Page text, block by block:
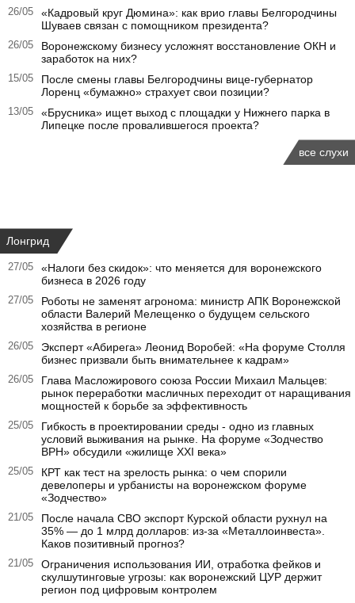
26/05
«Кадровый круг Дюмина»: как врио главы Белгородчины
Шуваев связан с помощником президента?
26/05
Воронежскому бизнесу усложнят восстановление ОКН и
заработок на них?
15/05
После смены главы Белгородчины вице-губернатор
Лоренц «бумажно» страхует свои позиции?
13/05
«Брусника» ищет выход с площадки у Нижнего парка в
Липецке после провалившегося проекта?
все слухи
Лонгрид
27/05
«Налоги без скидок»: что меняется для воронежского
бизнеса в 2026 году
27/05
Роботы не заменят агронома: министр АПК Воронежской
области Валерий Мелещенко о будущем сельского
хозяйства в регионе
26/05
Эксперт «Абирега» Леонид Воробей: «На форуме Столля
бизнес призвали быть внимательнее к кадрам»
26/05
Глава Масложирового союза России Михаил Мальцев:
рынок переработки масличных переходит от наращивания
мощностей к борьбе за эффективность
25/05
Гибкость в проектировании среды - одно из главных
условий выживания на рынке. На форуме «Зодчество
ВРН» обсудили «жилище XXI века»
25/05
КРТ как тест на зрелость рынка: о чем спорили
девелоперы и урбанисты на воронежском форуме
«Зодчество»
21/05
После начала СВО экспорт Курской области рухнул на
35% — до 1 млрд долларов: из-за «Металлоинвеста».
Каков позитивный прогноз?
21/05
Ограничения использования ИИ, отработка фейков и
скулшутинговые угрозы: как воронежский ЦУР держит
регион под цифровым контролем